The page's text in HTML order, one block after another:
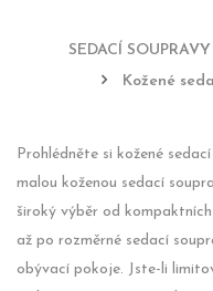
SEDACÍ SOUPRAVY
Kožené
Prohlédněte si kožené
malou koženou sedací
široký výběr od
až po rozměrné sedací
obývací pokoje. Jste-li